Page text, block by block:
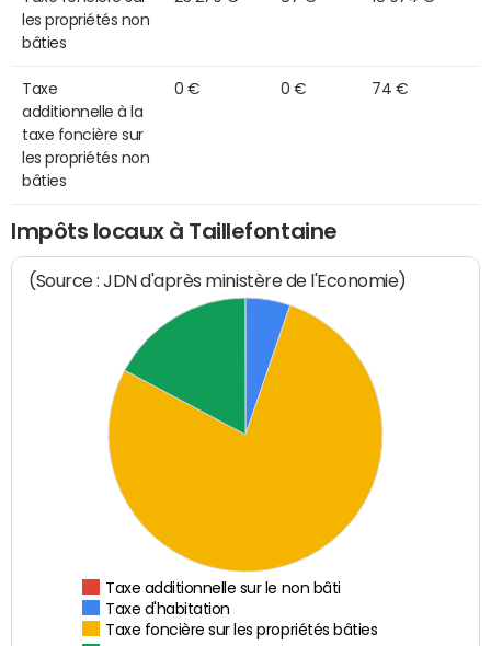
les propriétés non
bâties
Taxe
additionnelle à la
taxe foncière sur
les propriétés non
bâties
0 € 0 € 74 €
Impôts locaux à Taillefontaine
(Source : JDN d'après ministère de l'Economie)
Taxe additionnelle sur le non bâti
Taxe d'habitation
Taxe foncière sur les propriétés bâties